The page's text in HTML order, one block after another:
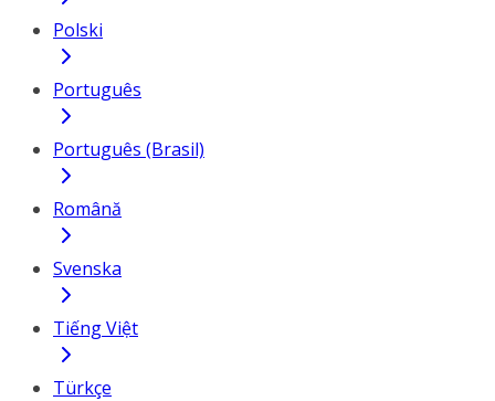
Polski
Português
Português (Brasil)
Română
Svenska
Tiếng Việt
Türkçe